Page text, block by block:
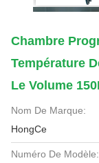
Chambre
Température
Le Volume
Nom De Marque:
HongCe
Numéro De Modèle: